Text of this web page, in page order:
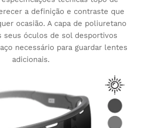
a definição e contraste que
ocasião. A capa de poliuretano
seus óculos de sol desportivos
necessário para guardar lentes
adicionais.